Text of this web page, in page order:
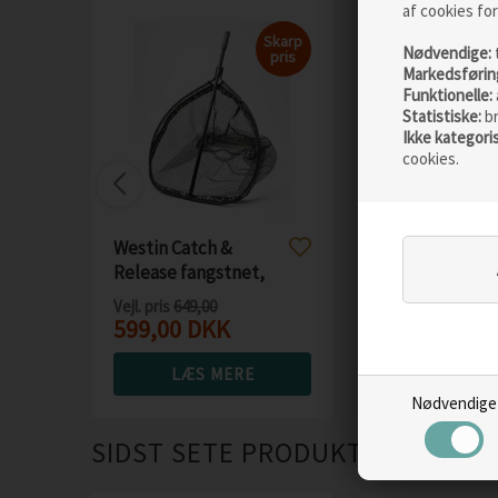
af cookies
Nødvendige:
Funktionelle:
Statistiske:
Ikke
cookies.
Nødvendige
Skarp
pris
Westin Catch &
Release fangstnet,
Large
Vejl. pris 649,00
599,00 DKK
LÆS MERE
Vejl. pris999,00
LÆS
SIDST SETE PRODUKTER